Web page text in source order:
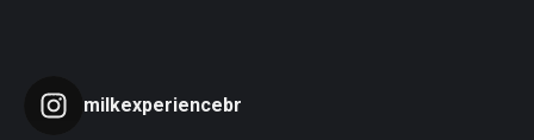
milkexperiencebr